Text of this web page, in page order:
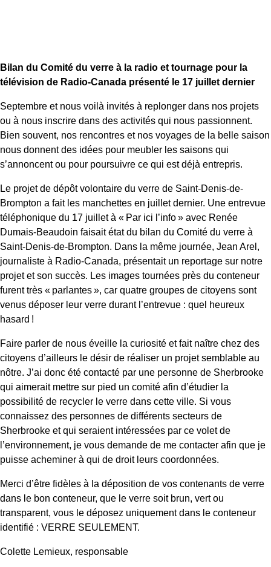
Bilan du Comité du verre à la radio et tournage pour la
télévision de Radio-Canada présenté le 17 juillet dernier
Septembre et nous voilà invités à replonger dans nos projets
ou à nous inscrire dans des activités qui nous passionnent.
Bien souvent, nos rencontres et nos voyages de la belle saison
nous donnent des idées pour meubler les saisons qui
s’annoncent ou pour poursuivre ce qui est déjà entrepris.
Le projet de dépôt volontaire du verre de Saint-Denis-de-
Brompton a fait les manchettes en juillet dernier. Une entrevue
téléphonique du 17 juillet à « Par ici l’info » avec Renée
Dumais-Beaudoin faisait état du bilan du Comité du verre à
Saint-Denis-de-Brompton. Dans la même journée, Jean Arel,
journaliste à Radio-Canada, présentait un reportage sur notre
projet et son succès. Les images tournées près du conteneur
furent très « parlantes », car quatre groupes de citoyens sont
venus déposer leur verre durant l’entrevue : quel heureux
hasard !
Faire parler de nous éveille la curiosité et fait naître chez des
citoyens d’ailleurs le désir de réaliser un projet semblable au
nôtre. J’ai donc été contacté par une personne de Sherbrooke
qui aimerait mettre sur pied un comité afin d’étudier la
possibilité de recycler le verre dans cette ville. Si vous
connaissez des personnes de différents secteurs de
Sherbrooke et qui seraient intéressées par ce volet de
l’environnement, je vous demande de me contacter afin que je
puisse acheminer à qui de droit leurs coordonnées.
Merci d’être fidèles à la déposition de vos contenants de verre
dans le bon conteneur, que le verre soit brun, vert ou
transparent, vous le déposez uniquement dans le conteneur
identifié : VERRE SEULEMENT.
Colette Lemieux, responsable